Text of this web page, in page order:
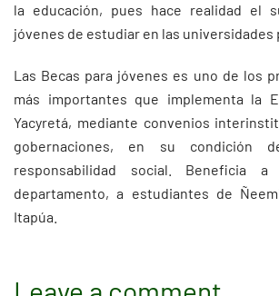
la educación, pues hace realidad el
jóvenes de estudiar en las universidades
Las Becas para jóvenes es uno de los
más importantes que implementa la
Yacyretá, mediante convenios
gobernaciones, en su condición
responsabilidad social. Beneficia
departamento, a estudiantes de
Itapúa.